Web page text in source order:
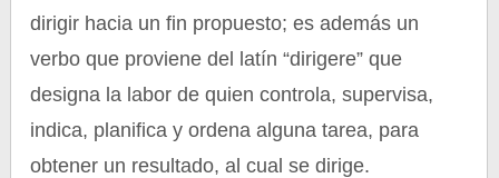
dirigir hacia un fin propuesto; es además un
verbo que proviene del latín “dirigere” que
designa la labor de quien controla, supervisa,
indica, planifica y ordena alguna tarea, para
obtener un resultado, al cual se dirige.